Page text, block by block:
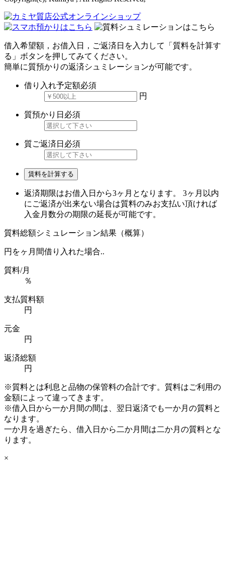
借入希望額，お借入日，ご返済日を入力して「質料を計算す
る」ボタンを押してみてください。
簡単に質預かりの返済シュミレーションが可能です。
借り入れ予定額必須
円
質預かり日 必須
質ご返済日 必須
賃料を計算する
返済期限はお借入日から3ヶ月となります。 3ヶ月以内
にご返済が出来ない場合は質料のみお支払い頂ければ
入金月数分の期限の延長が可能です。
質料総額シミュレーション結果（概算）
円をヶ月間借り入れた場合..
質料/月
％
支払質料額
円
元金
円
返済総額
円
※質料とは利息と品物の保管料の合計です。質料はご利用の
金額によって違ってきます。
※借入日から一か月間の間は、翌日返済でも一か月の質料と
なります。
一か月を過ぎたら、借入日から二か月間は二か月の質料とな
ります。
×